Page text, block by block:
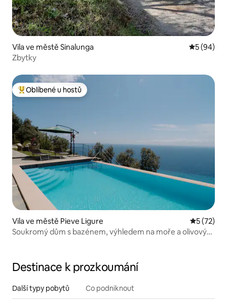
Vila ve městě Sinalunga Průměrné
5 (94)
Zbytky
Nejlepší v kategorii Oblíbené u hostů
Oblíbené u hostů
Vila ve městě Pieve Ligure Průměrné
5 (72)
Soukromý dům s bazénem, výhledem na moře a olivovým
Destinace k prozkoumání
Další typy pobytů Co podniknout